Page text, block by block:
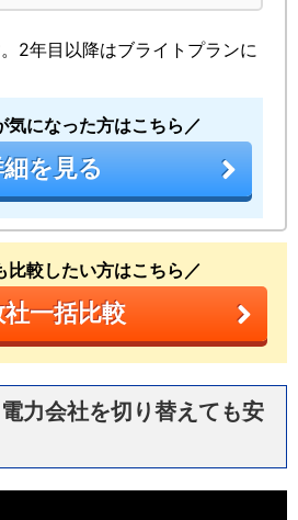
2年目以降はブライトプランに
気になった方はこちら／
を見る
比較したい方はこちら／
一括比較
力会社を切り替えても安